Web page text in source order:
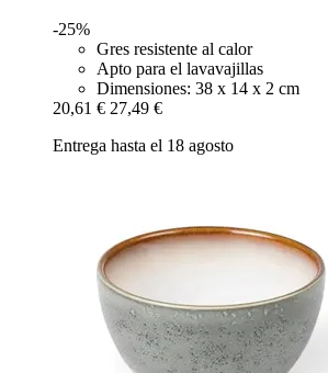
-25%
Gres resistente al calor
Apto para el lavavajillas
Dimensiones: 38 x 14 x 2 cm
20,61 € 27,49 €
Entrega hasta el 18 agosto